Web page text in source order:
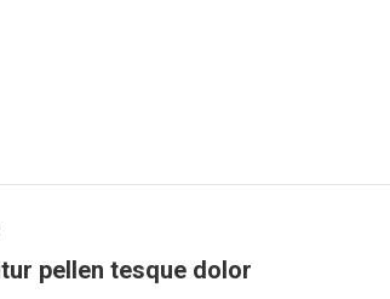
pellen tesque dolor